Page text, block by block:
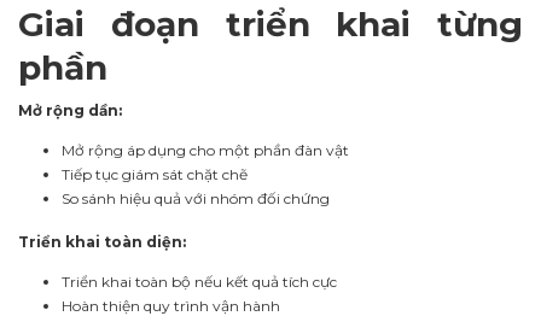
Giai đoạn triển khai từng
phần
Mở rộng dần:
Mở rộng áp dụng cho một phần đàn vật
Tiếp tục giám sát chặt chẽ
So sánh hiệu quả với nhóm đối chứng
Triển khai toàn diện:
Triển khai toàn bộ nếu kết quả tích cực
Hoàn thiện quy trình vận hành